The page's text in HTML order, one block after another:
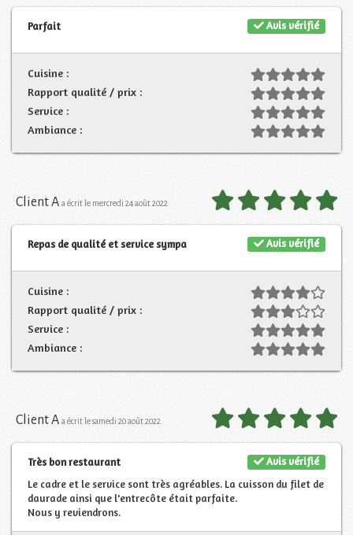
Avis vérifié
Parfait
Cuisine :
Rapport qualité / prix :
Service :
Ambiance :
Client A a écrit le mercredi 24 août 2022
Avis vérifié
Repas de qualité et service sympa
Cuisine :
Rapport qualité / prix :
Service :
Ambiance :
Client A a écrit le samedi 20 août 2022
Avis vérifié
Très bon restaurant
Le cadre et le service sont très agréables. La cuisson du filet de
daurade ainsi que l'entrecôte était parfaite.
Nous y reviendrons.